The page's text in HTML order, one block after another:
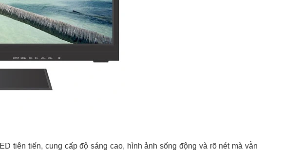
tiên tiến, cung cấp độ sáng cao, hình ảnh sống động và rõ nét mà vẫn